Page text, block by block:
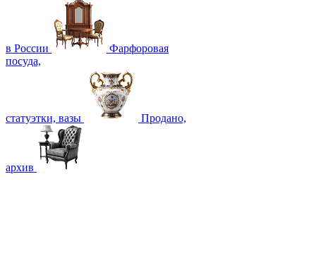
в России
Фарфоровая
посуда,
статуэтки, вазы Продано,
архив